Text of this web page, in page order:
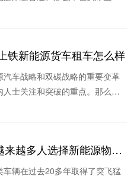
货车发展现状 地上铁新能源货车租车怎么样
车战略和双碳战略的重要变革
士关注和突破的重点。那么，
越多人选择新能源物流
辆在过去20多年取得了突飞猛